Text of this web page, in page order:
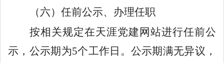
（六） 任前公示、办理任职
按相关规定在天涯党建网站进行任前公
示，公示期为5个工作日 。 公示期满无异议 ，